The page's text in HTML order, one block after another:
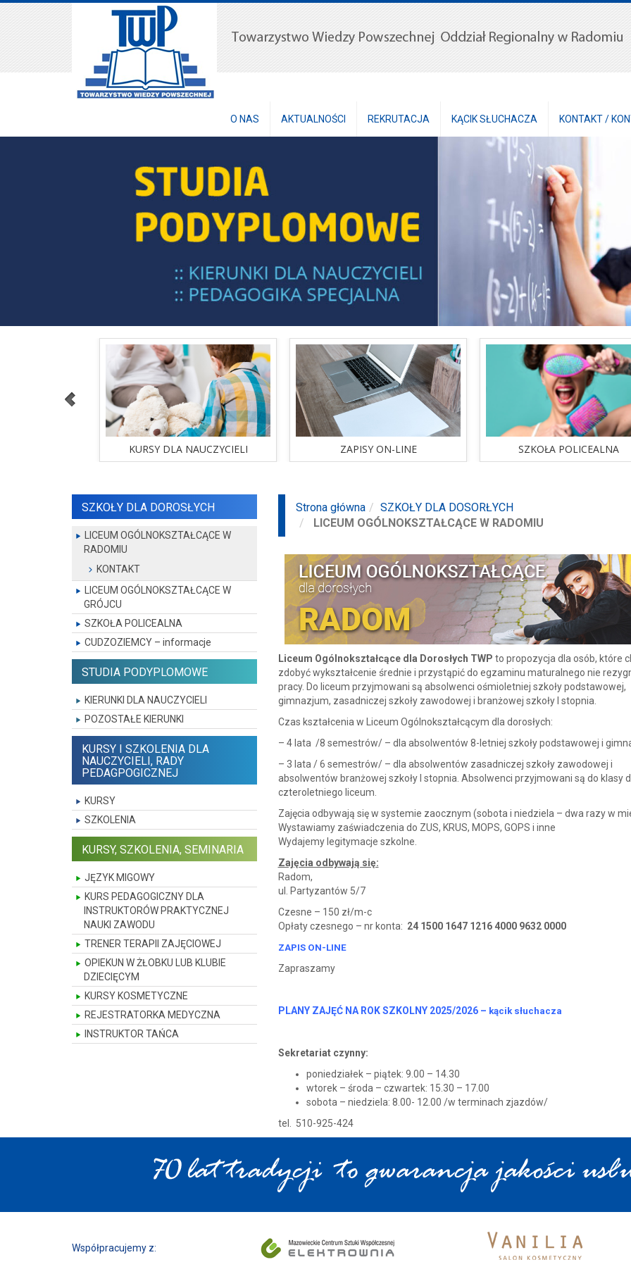
O NAS AKTUALNOŚCI REKRUTACJA KĄCIK SŁUCHACZA KONTAKT /
KURSY DLA NAUCZYCIELI
sprawdź ofertę
KURSY DLA NAUCZYCIELI
ZAPISY ON-LINE
ZAPISY ON-LINE
SZKOŁA POLICEALNA
sprawdź ofertę
SZKOŁA POLICEALNA
Strona główna
SZKOŁY DLA DOSORŁYCH
LICEUM OGÓLNOKSZTAŁCĄCE W RADOMIU
Liceum Ogólnokształcące dla Dorosłych TWP to propozycja dla osób, które
zdobyć wykształcenie średnie i przystąpić do egzaminu maturalnego nie
pracy. Do liceum przyjmowani są absolwenci ośmioletniej szkoły podstawowej,
gimnazjum, zasadniczej szkoły zawodowej i branżowej szkoły I stopnia.
Czas kształcenia w Liceum Ogólnokształcącym dla dorosłych:
– 4 lata /8 semestrów/ – dla absolwentów 8-letniej szkoły podstawowej i
– 3 lata / 6 semestrów/ – dla absolwentów zasadniczej szkoły zawodowej i
absolwentów branżowej szkoły I stopnia. Absolwenci przyjmowani są do klasy
czteroletniego liceum.
Zajęcia odbywają się w systemie zaocznym (sobota i niedziela – dwa razy w
Wystawiamy zaświadczenia do ZUS, KRUS, MOPS, GOPS i inne
Wydajemy legitymacje szkolne.
Zajęcia odbywają się:
Radom,
ul. Partyzantów 5/7
Czesne – 150 zł/m-c
Opłaty czesnego – nr konta: 24 1500 1647 1216 4000 9632 0000
ZAPIS ON-LINE
Zapraszamy
PLANY ZAJĘĆ NA ROK SZKOLNY 2025/2026 – kącik słuchacza
Sekretariat czynny:
poniedziałek – piątek: 9.00 – 14.30
wtorek – środa – czwartek: 15.30 – 17.00
sobota – niedziela: 8.00- 12.00 /w terminach zjazdów/
tel. 510-925-424
SZKOŁY DLA DOROSŁYCH
LICEUM OGÓLNOKSZTAŁCĄCE W
RADOMIU
KONTAKT
LICEUM OGÓLNOKSZTAŁCĄCE W
GRÓJCU
SZKOŁA POLICEALNA
CUDZOZIEMCY – informacje
STUDIA PODYPLOMOWE
KIERUNKI DLA NAUCZYCIELI
POZOSTAŁE KIERUNKI
KURSY I SZKOLENIA DLA
NAUCZYCIELI, RADY
PEDAGPOGICZNEJ
KURSY
SZKOLENIA
KURSY, SZKOLENIA, SEMINARIA
JĘZYK MIGOWY
KURS PEDAGOGICZNY DLA
INSTRUKTORÓW PRAKTYCZNEJ
NAUKI ZAWODU
TRENER TERAPII ZAJĘCIOWEJ
OPIEKUN W ŻŁOBKU LUB KLUBIE
DZIECIĘCYM
KURSY KOSMETYCZNE
REJESTRATORKA MEDYCZNA
INSTRUKTOR TAŃCA
Współpracujemy z: